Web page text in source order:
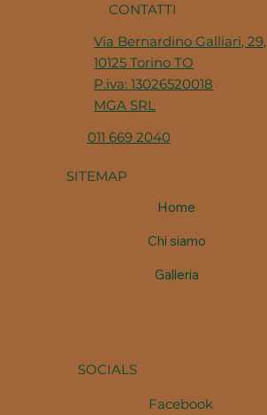
CONTATTI
Via Bernardino Galliari, 29,
10125 Torino TO
P.iva: 13026520018
MGA SRL
011 669 2040
SITEMAP
Home
Chi siamo
Galleria
SOCIALS
Facebook